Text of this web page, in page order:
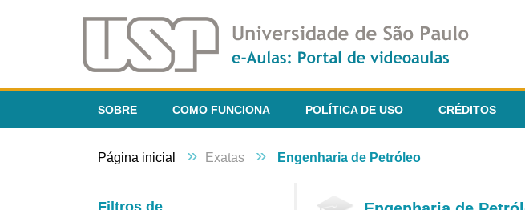
SOBRE COMO FUNCIONA POLÍTICA DE USO CRÉDITOS
Página inicial » Exatas » Engenharia de Petróleo